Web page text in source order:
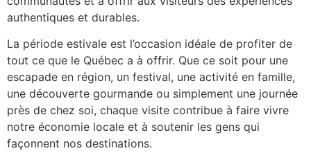
authentiques et durables.
La période estivale est l’occasion idéale de profiter de
tout ce que le Québec a à offrir. Que ce soit pour une
escapade en région, un festival, une activité en famille,
une découverte gourmande ou simplement une journée
près de chez soi, chaque visite contribue à faire vivre
notre économie locale et à soutenir les gens qui
façonnent nos destinations.